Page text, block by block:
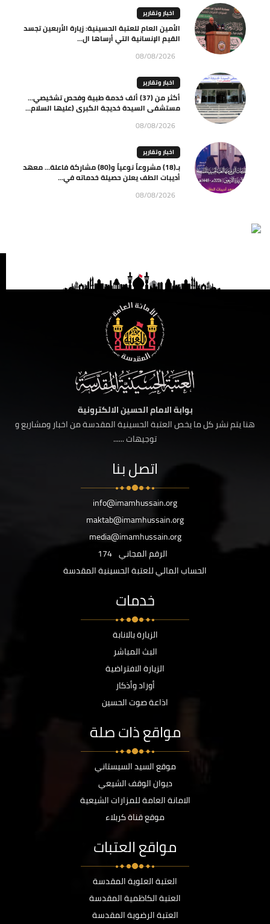
اخبار وتقارير
الأمين العام للعتبة الحسينية: زيارة الأربعين تجسد
القيم الإنسانية التي أرساها ال...
08/08/2026
اخبار وتقارير
أكثر من (37) ألف خدمة طبية وفحص تشخيصي…
مستشفى السيدة خديجة الكبرى (عليها السلام...
08/08/2026
اخبار وتقارير
بـ(18) مشروعاً نوعياً و(80) مشاركة فاعلة… معهد
أديبات الطف يعلن حصيلة خدماته في...
08/08/2026
بوابة الامام الحسين الالكترونية
هنا يتم نشر كل ما يخص العتبة الحسينية المقدسة من اخبار ومشاريع و
توجيهات ......
اتصل بنا
info@imamhussain.org
maktab@imamhussain.org
media@imamhussain.org
الرقم المجاني 174
الحساب المالي للعتبة الحسينية المقدسة
خدمات
الزيارة بالانابة
البث المباشر
الزيارة الافتراضية
أوراد وأذكار
اذاعة صوت الحسين
مواقع ذات صلة
موقع السيد السيستاني
ديوان الوقف الشيعي
الامانة العامة للمزارات الشيعية
موقع قناة كربلاء
مواقع العتبات
العتبة العلوية المقدسة
العتبة الكاظمية المقدسة
العتبة الرضوية المقدسة